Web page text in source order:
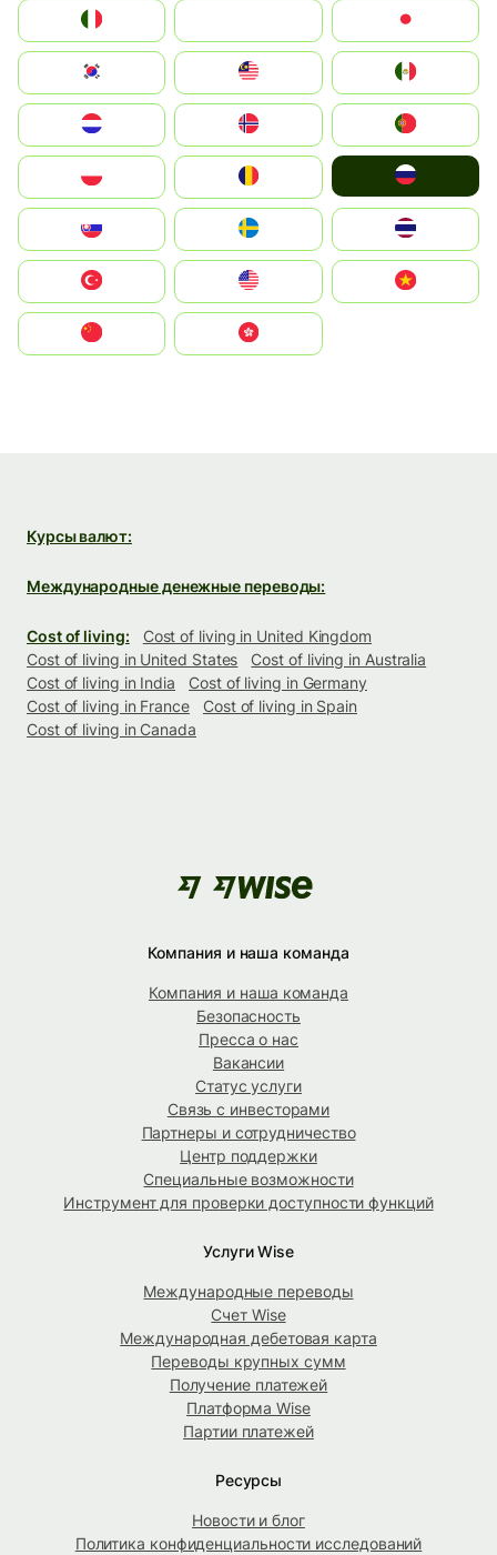
South Korea
United States
中國香港特別行政區
Курсы валют:
Международные денежные переводы:
Cost of living:
Cost of living in United Kingdom
Cost of living in United States
Cost of living in Australia
Cost of living in India
Cost of living in Germany
Cost of living in France
Cost of living in Spain
Cost of living in Canada
Компания и наша команда
Компания и наша команда
Безопасность
Пресса о нас
Вакансии
Статус услуги
Связь с инвесторами
Партнеры и сотрудничество
Центр поддержки
Специальные возможности
Инструмент для проверки доступности функций
Услуги Wise
Международные переводы
Счет Wise
Международная дебетовая карта
Переводы крупных сумм
Получение платежей
Платформа Wise
Партии платежей
Ресурсы
Новости и блог
Политика конфиденциальности исследований